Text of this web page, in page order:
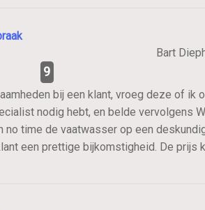
9
Bart
bij een klant, vroeg deze of ik
nodig hebt, en belde vervolgens
no time de vaatwasser op een
een prettige bijkomstigheid. De prijs